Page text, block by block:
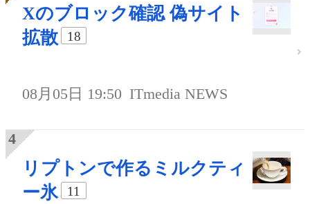
Xのブロック確認 偽サイト
拡散
18
08月05日 19:50 ITmedia NEWS
リプトンで作るミルクティ
ー氷
11